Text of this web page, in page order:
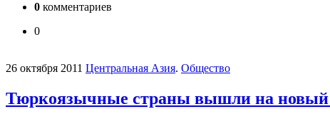
0 комментариев
0
26 октября 2011 Центральная Азия. Общество
Тюркоязычные страны вышли на новый